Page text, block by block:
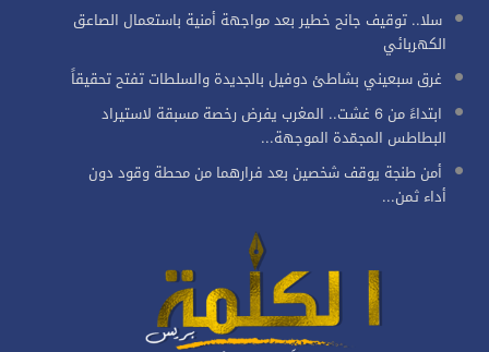
سلا.. توقيف جانح خطير بعد مواجهة أمنية باستعمال الصاعق
الكهربائي
غرق سبعيني بشاطئ دوفيل بالجديدة والسلطات تفتح تحقيقاً
ابتداءً من 6 غشت.. المغرب يفرض رخصة مسبقة لاستيراد
البطاطس المجمّدة الموجهة...
أمن طنجة يوقف شخصين بعد فرارهما من محطة وقود دون
أداء ثمن...